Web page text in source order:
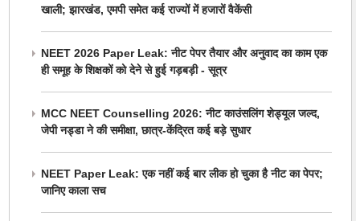
खाली; झारखंड, एमपी समेत कई राज्यों में हजारों वैकेंसी
NEET 2026 Paper Leak: नीट पेपर तैयार और अनुवाद का काम एक
ही समूह के शिक्षकों को देने से हुई गड़बड़ी - सूत्र
MCC NEET Counselling 2026: नीट काउंसलिंग शेड्यूल जल्द,
जेपी नड्डा ने की समीक्षा, छात्र-केंद्रित कई बड़े सुधार
NEET Paper Leak: एक नहीं कई बार लीक हो चुका है नीट का पेपर;
जानिए काला सच